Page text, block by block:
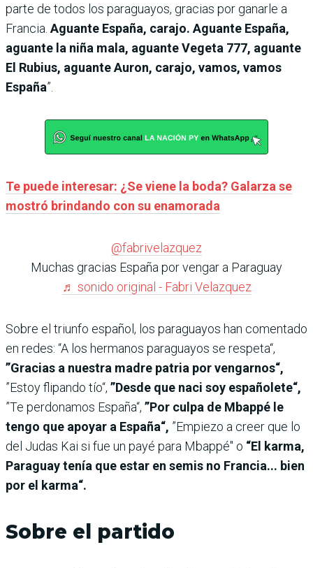
parte de todos los paraguayos, gracias por ganarle a
Francia. Aguante España, carajo. Aguante España,
aguante la niña mala, aguante Vegeta 777, aguante
El Rubius, aguante Auron, carajo, vamos, vamos
España”.
Te puede interesar: ¿Se viene la boda? Galarza se
mostró brindando con su enamorada
@fabrivelazquez
Muchas gracias España por vengar a Paraguay
♬ sonido original - Fabri Velazquez
Sobre el triunfo español, los paraguayos han comentado
en redes: “A los hermanos paraguayos se respeta“,
”Gracias a nuestra madre patria por vengarnos“,
”Estoy flipando tío“, ”Desde que naci soy españolete“,
”Te perdonamos España“, ”Por culpa de Mbappé le
tengo que apoyar a España“, ”Empiezo a creer que lo
del Judas Kai si fue un payé para Mbappé" o “El karma,
Paraguay tenía que estar en semis no Francia... bien
por el karma“.
Sobre el partido